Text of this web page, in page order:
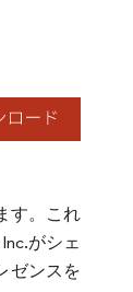
す。これ
がシェ
ゼンスを